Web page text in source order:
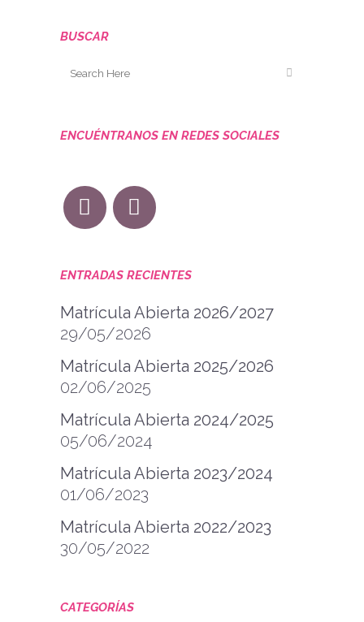
BUSCAR
ENCUÉNTRANOS EN REDES SOCIALES
ENTRADAS RECIENTES
Matrícula Abierta 2026/2027
29/05/2026
Matrícula Abierta 2025/2026
02/06/2025
Matrícula Abierta 2024/2025
05/06/2024
Matrícula Abierta 2023/2024
01/06/2023
Matrícula Abierta 2022/2023
30/05/2022
CATEGORÍAS